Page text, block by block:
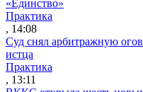
«Единство»
Практика
, 14:08
Суд снял арбитражную
истца
Практика
, 13:11